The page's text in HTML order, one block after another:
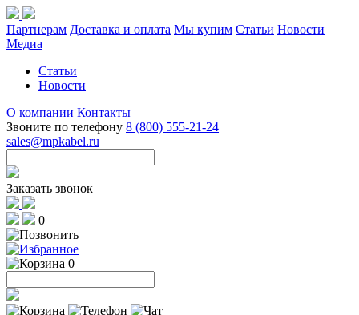
Партнерам Доставка и оплата Мы купим Статьи Новости
Медиа
Статьи
Новости
О компании Контакты
Звоните по телефону 8 (800) 555-21-24
sales@mpkabel.ru
Заказать звонок
0
0